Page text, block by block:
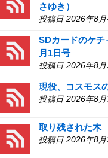
さゆき）
投稿日 2026年8
SDカードのケチ
月1日号
投稿日 2026年8
現役、コスモス
投稿日 2026年8
取り残された木
投稿日 2026年8